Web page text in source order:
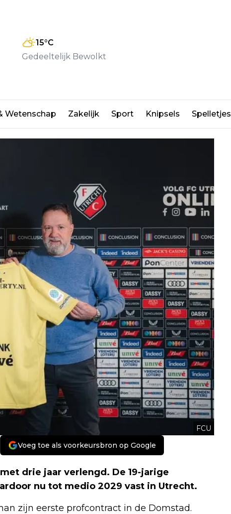
15°C
Gedeeltelijk Bewolkt
Wetenschap Zakelijk Sport Knipsels Spelletjes
FC Utrecht
FCU
Voeg toe als voorkeursbron op Google
drie jaar verlengd. De 19-jarige
nu tot medio 2029 vast in Utrecht.
zijn eerste profcontract in de Domstad.